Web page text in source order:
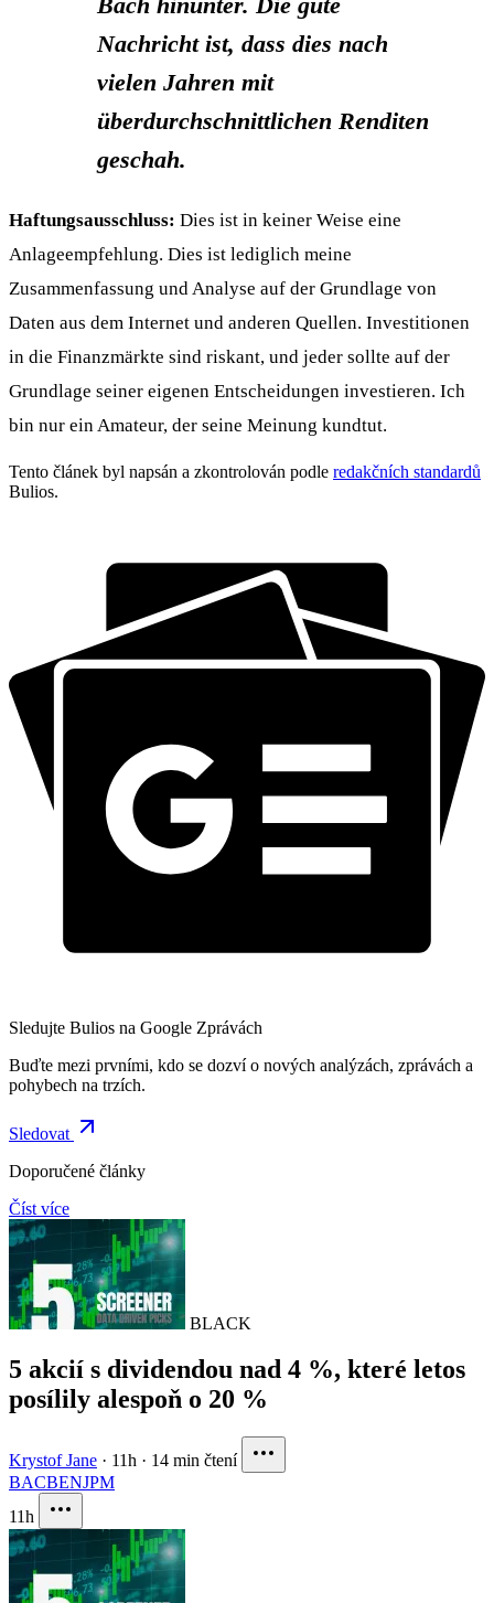
Nachricht ist, dass dies nach
vielen Jahren mit
überdurchschnittlichen Renditen
geschah.
Haftungsausschluss: Dies ist in keiner Weise eine
Anlageempfehlung. Dies ist lediglich meine
Zusammenfassung und Analyse auf der Grundlage von
Daten aus dem Internet und anderen Quellen. Investitionen
in die Finanzmärkte sind riskant, und jeder sollte auf der
Grundlage seiner eigenen Entscheidungen investieren. Ich
bin nur ein Amateur, der seine Meinung kundtut.
Tento článek byl napsán a zkontrolován podle redakčních standardů
Bulios.
Sledujte Bulios na Google Zprávách
Buďte mezi prvními, kdo se dozví o nových analýzách, zprávách a
pohybech na trzích.
Sledovat
Doporučené články
Číst více
BLACK
5 akcií s dividendou nad 4 %, které letos
posílily alespoň o 20 %
Krystof Jane · 11h · 14 min čtení
BACBENJPM
11h